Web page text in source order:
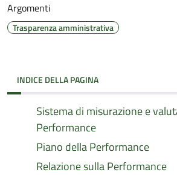
Argomenti
Trasparenza amministrativa
INDICE DELLA PAGINA
Sistema di misurazione e
Performance
Piano della Performance
Relazione sulla Performance